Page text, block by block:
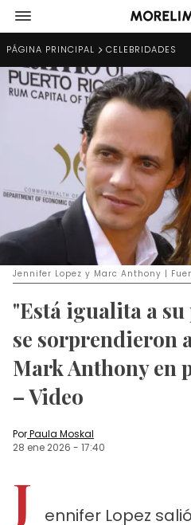
PÁGINA PRINCIPAL CELEBRIDADES
Jennifer Lopez y Marc Anthony |
"Está igualita a su
se sorprendieron
Mark Anthony en
– Video
PorPaula Moskal
28 ene 2026 - 17:40
J
ennifer Lopez